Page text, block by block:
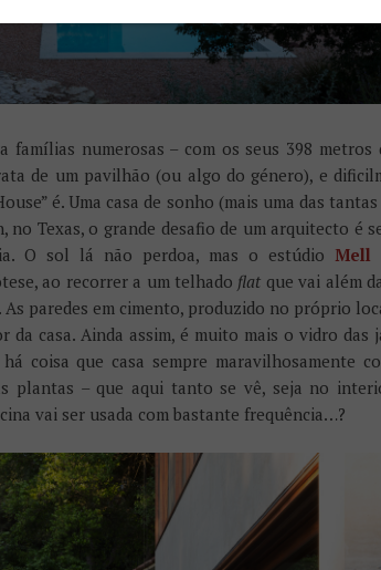
famílias numerosas – com os seus 398 metros
de um pavilhão (ou algo do género), e
é. Uma casa de sonho (mais uma das
Texas, o grande desafio de um arquitecto é
O sol lá não perdoa, mas o estúdio Mell
ao recorrer a um telhado flat que vai além
paredes em cimento, produzido no próprio
casa. Ainda assim, é muito mais o vidro das
coisa que casa sempre maravilhosamente
plantas – que aqui tanto se vê, seja no
vai ser usada com bastante frequência…?